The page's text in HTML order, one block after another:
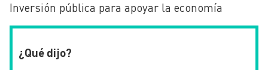
Inversión pública para apoyar la economía
¿Qué dijo?